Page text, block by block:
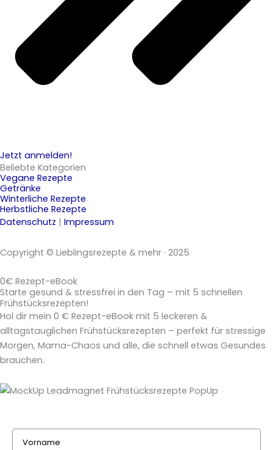
Jetzt anmelden!
Beliebte Kategorien
Vegane Rezepte
Getränke
Winterliche Rezepte
Herbstliche Rezepte
Datenschutz | Impressum
Copyright © Lieblingsrezepte & mehr · 2025
0€ Rezept-eBook
Starte gesund & stressfrei in den Tag – mit 5 schnellen
Frühstücksrezepten!
Hol dir mein 0 € Rezept-eBook mit 5 leckeren &
alltagstauglichen Frühstücksrezepten – perfekt für stressige
Morgen, Mama-Chaos und alle, die schnell etwas Gesundes
brauchen.